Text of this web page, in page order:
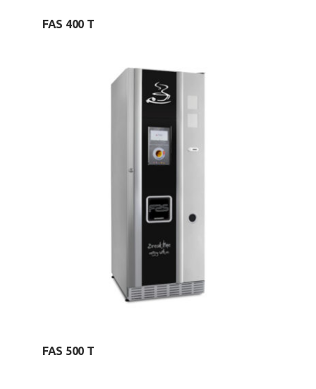
FAS 400 T
FAS 500 T